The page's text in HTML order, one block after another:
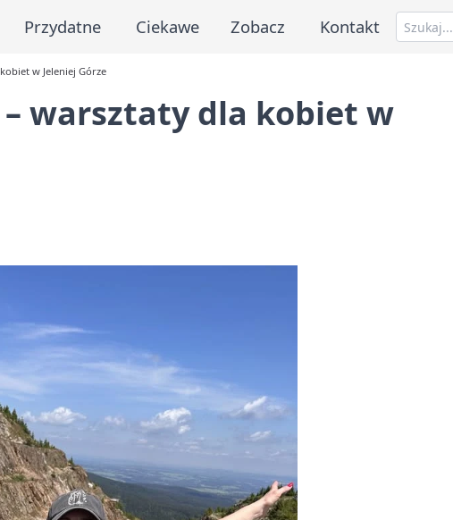
Przydatne Ciekawe Zobacz Kontakt
w Jeleniej Górze
warsztaty dla kobiet w